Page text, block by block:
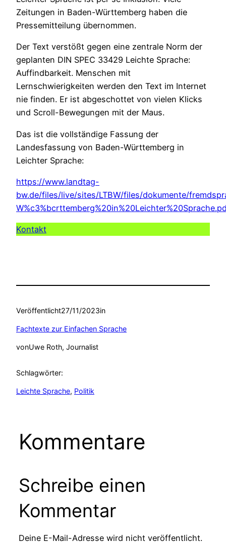
Zeitungen in Baden-Württemberg haben die
Pressemitteilung übernommen.
Der Text verstößt gegen eine zentrale Norm der
geplanten DIN SPEC 33429 Leichte Sprache:
Auffindbarkeit. Menschen mit
Lernschwierigkeiten werden den Text im Internet
nie finden. Er ist abgeschottet von vielen Klicks
und Scroll-Bewegungen mit der Maus.
Das ist die vollständige Fassung der
Landesfassung von Baden-Württemberg in
Leichter Sprache:
https://www.landtag-
bw.de/files/live/sites/LTBW/files/dokumente/
Kontakt
Veröffentlicht27/11/2023in
Fachtexte zur Einfachen Sprache
vonUwe Roth, Journalist
Schlagwörter:
Leichte Sprache, Politik
Kommentare
Schreibe einen
Kommentar
Deine E-Mail-Adresse wird nicht veröffentlicht.